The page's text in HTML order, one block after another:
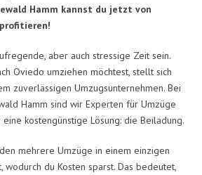
Hamm kannst du jetzt von
profitieren!
aber auch stressige Zeit sein.
Oviedo umziehen möchtest, stellt sich
zuverlässigen Umzugsunternehmen. Bei
Hamm sind wir Experten für Umzüge
kostengünstige Lösung: die Beiladung.
mehrere Umzüge in einem einzigen
wodurch du Kosten sparst. Das bedeutet,